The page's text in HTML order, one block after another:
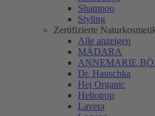
Shampoo
Styling
Zertifizierte
Alle anzeigen
MÁDARA
ANNEMARIE
Dr. Hauschka
Hej Organic
Heliotrop
Lavera